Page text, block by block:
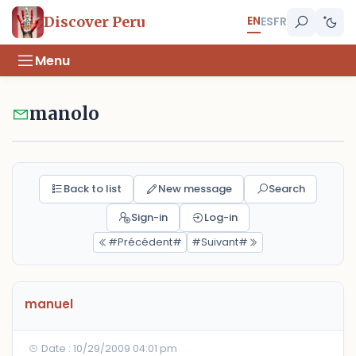
Discover Peru ENESFR
Menu
manolo
Back to list New message
Search
Sign-in
Log-in
#Précédent#
#Suivant#
manuel
Date : 10/29/2009 04:01 pm